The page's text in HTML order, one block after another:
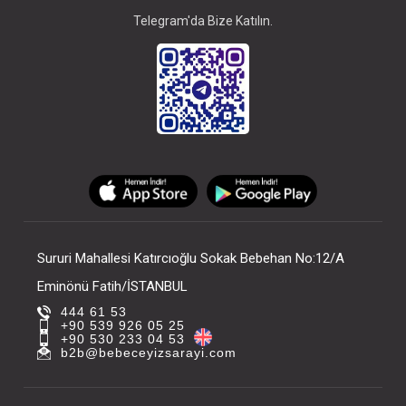
Telegram'da Bize Katılın.
Sururi Mahallesi Katırcıoğlu Sokak Bebehan No:12/A
Eminönü Fatih/İSTANBUL
444 61 53
+90 539 926 05 25
+90 530 233 04 53
b2b@bebeceyizsarayi.com